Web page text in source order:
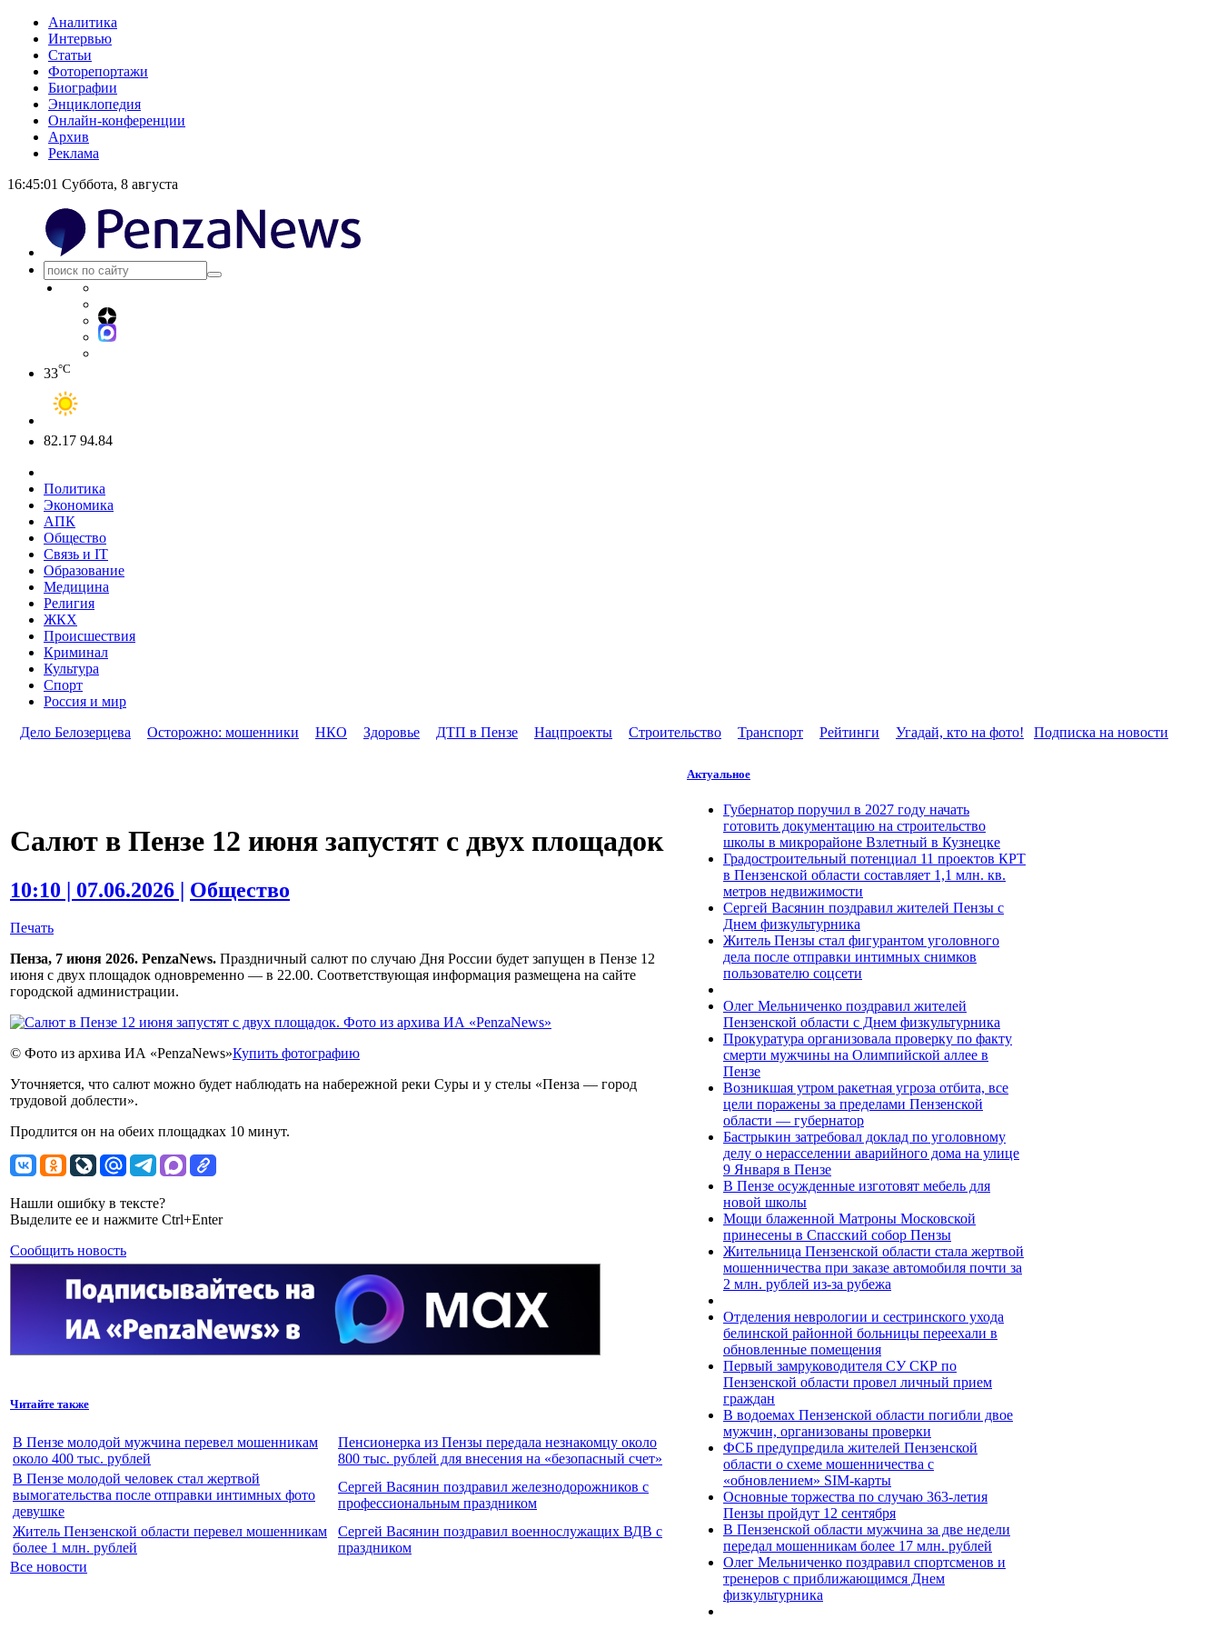
Аналитика
Интервью
Статьи
Фоторепортажи
Биографии
Энциклопедия
Онлайн-конференции
Архив
Реклама
16:45:01 Суббота, 8 августа
33°C
82.17 94.84
Политика
Экономика
АПК
Общество
Связь и IT
Образование
Медицина
Религия
ЖКХ
Происшествия
Криминал
Культура
Спорт
Россия и мир
Дело Белозерцева
Осторожно: мошенники НКО Здоровье ДТП в Пензе Нацпроекты Строительство Транспорт Рейтинги Угадай, кто на фото! Подписка на новости
Салют в Пензе 12 июня запустят с двух площадок
10:10 | 07.06.2026 | Общество
Печать
Пенза, 7 июня 2026. PenzaNews. Праздничный салют по случаю Дня России будет запущен в Пензе 12
июня с двух площадок одновременно — в 22.00. Соответствующая информация размещена на сайте
городской администрации.
© Фото из архива ИА «PenzaNews»Купить фотографию
Уточняется, что салют можно будет наблюдать на набережной реки Суры и у стелы «Пенза — город
трудовой доблести».
Продлится он на обеих площадках 10 минут.
Нашли ошибку в тексте?
Выделите ее и нажмите Ctrl+Enter
Сообщить новость
Читайте также
В Пензе молодой мужчина перевел мошенникам
около 400 тыс. рублей
Пенсионерка из Пензы передала незнакомцу около
800 тыс. рублей для внесения на «безопасный счет»
В Пензе молодой человек стал жертвой
вымогательства после отправки интимных фото
девушке
Сергей Васянин поздравил железнодорожников с
профессиональным праздником
Житель Пензенской области перевел мошенникам
более 1 млн. рублей
Сергей Васянин поздравил военнослужащих ВДВ с
праздником
Все новости
Актуальное
Губернатор поручил в 2027 году начать
готовить документацию на строительство
школы в микрорайоне Взлетный в Кузнецке
Градостроительный потенциал 11 проектов КРТ
в Пензенской области составляет 1,1 млн. кв.
метров недвижимости
Сергей Васянин поздравил жителей Пензы с
Днем физкультурника
Житель Пензы стал фигурантом уголовного
дела после отправки интимных снимков
пользователю соцсети
Олег Мельниченко поздравил жителей
Пензенской области с Днем физкультурника
Прокуратура организовала проверку по факту
смерти мужчины на Олимпийской аллее в
Пензе
Возникшая утром ракетная угроза отбита, все
цели поражены за пределами Пензенской
области — губернатор
Бастрыкин затребовал доклад по уголовному
делу о нерасселении аварийного дома на улице
9 Января в Пензе
В Пензе осужденные изготовят мебель для
новой школы
Мощи блаженной Матроны Московской
принесены в Спасский собор Пензы
Жительница Пензенской области стала жертвой
мошенничества при заказе автомобиля почти за
2 млн. рублей из-за рубежа
Отделения неврологии и сестринского ухода
белинской районной больницы переехали в
обновленные помещения
Первый замруководителя СУ СКР по
Пензенской области провел личный прием
граждан
В водоемах Пензенской области погибли двое
мужчин, организованы проверки
ФСБ предупредила жителей Пензенской
области о схеме мошенничества c
«обновлением» SIM-карты
Основные торжества по случаю 363-летия
Пензы пройдут 12 сентября
В Пензенской области мужчина за две недели
передал мошенникам более 17 млн. рублей
Олег Мельниченко поздравил спортсменов и
тренеров с приближающимся Днем
физкультурника